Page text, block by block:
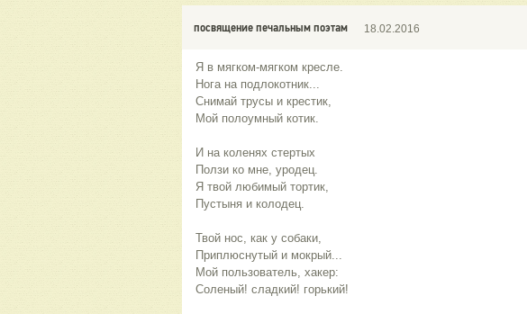
посвящение печальным поэтам 18.02.2016
Я в мягком-мягком кресле.
Нога на подлокотник...
Снимай трусы и крестик,
Мой полоумный котик.
И на коленях стертых
Ползи ко мне, уродец.
Я твой любимый тортик,
Пустыня и колодец.
Твой нос, как у собаки,
Приплюснутый и мокрый...
Мой пользователь, хакер:
Соленый! сладкий! горький!